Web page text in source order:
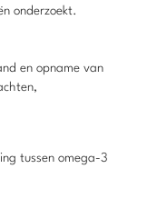
onderzoekt.
en opname van
tussen omega-3